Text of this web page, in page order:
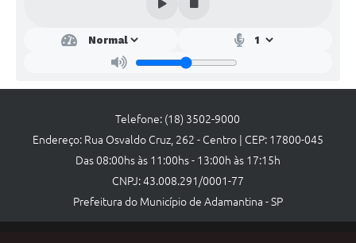
Telefone: (18) 3502-9000
Endereço: Rua Osvaldo Cruz, 262 - Centro | CEP: 17800-045
Das 08:00hs às 11:00hs - 13:00h às 17:15h
CNPJ: 43.008.291/0001-77
Prefeitura do Município de Adamantina - SP